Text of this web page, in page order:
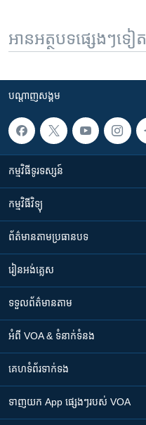
អានអត្ថបទផ្សេងៗទៀត
បណ្តាញ​សង្គម
កម្មវិធី​ទូរទស្សន៍
កម្មវិធី​វិទ្យុ
ព័ត៌មាន​តាមប្រធានបទ​
រៀន​​អង់គ្លេស
ទទួល​ព័ត៌មាន​តាម
អំពី​ VOA & ទំនាក់ទំនង
គេហទំព័រ​​ទាក់ទង
ទាញយក​ App ផ្សេងៗ​របស់​ VOA